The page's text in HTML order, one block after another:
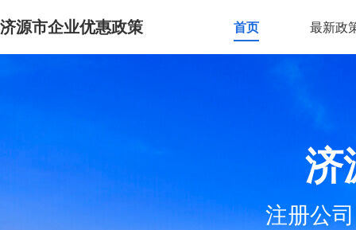
济源市企业优惠政策 首页 最新政
济
注册公